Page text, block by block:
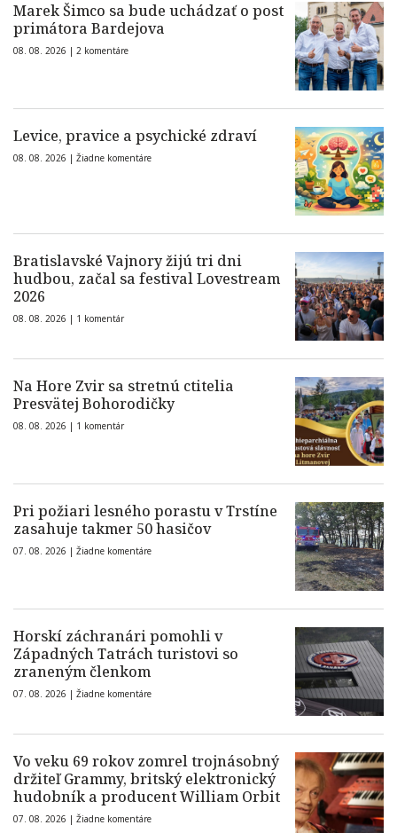
Marek Šimco sa bude uchádzať o post
primátora Bardejova
08. 08. 2026 | 2 komentáre
Levice, pravice a psychické zdraví
08. 08. 2026 | Žiadne komentáre
Bratislavské Vajnory žijú tri dni
hudbou, začal sa festival Lovestream
2026
08. 08. 2026 | 1 komentár
Na Hore Zvir sa stretnú ctitelia
Presvätej Bohorodičky
08. 08. 2026 | 1 komentár
Pri požiari lesného porastu v Trstíne
zasahuje takmer 50 hasičov
07. 08. 2026 | Žiadne komentáre
Horskí záchranári pomohli v
Západných Tatrách turistovi so
zraneným členkom
07. 08. 2026 | Žiadne komentáre
Vo veku 69 rokov zomrel trojnásobný
držiteľ Grammy, britský elektronický
hudobník a producent William Orbit
07. 08. 2026 | Žiadne komentáre